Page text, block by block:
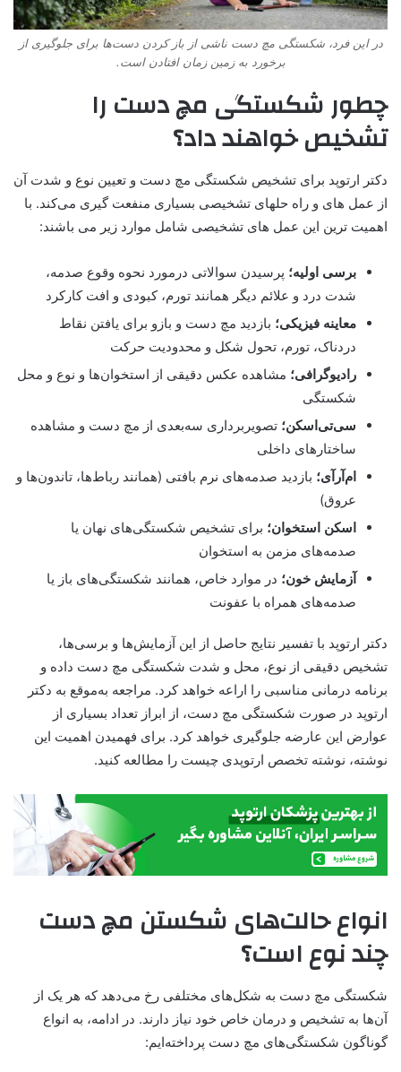
در این فرد، شکستگی مچ دست ناشی از باز کردن دست‌ها برای جلوگیری از
برخورد به زمین زمان افتادن است.
چطور شکستگی مچ دست را
تشخیص خواهند داد؟
دکتر ارتوپد برای تشخیص شکستگی مچ دست و تعیین نوع و شدت آن
از عمل های و راه حلهای تشخیصی بسیاری منفعت گیری می‌کند. با
اهمیت ترین این عمل های تشخیصی شامل موارد زیر می باشند:
برسی اولیه؛ پرسیدن سوالاتی درمورد نحوه وقوع صدمه،
شدت درد و علائم دیگر همانند تورم، کبودی و افت کارکرد
معاینه فیزیکی؛ بازدید مچ دست و بازو برای یافتن نقاط
دردناک، تورم، تحول شکل و محدودیت حرکت
رادیوگرافی؛ مشاهده عکس دقیقی از استخوان‌ها و نوع و محل
شکستگی
سی‌تی‌اسکن؛ تصویربرداری سه‌بعدی از مچ دست و مشاهده
ساختارهای داخلی
ام‌آرآی؛ بازدید صدمه‌های نرم بافتی (همانند رباط‌ها، تاندون‌ها و
عروق)
اسکن استخوان؛ برای تشخیص شکستگی‌های نهان یا
صدمه‌های مزمن به استخوان
آزمایش خون؛ در موارد خاص، همانند شکستگی‌های باز یا
صدمه‌های همراه با عفونت
دکتر ارتوپد با تفسیر نتایج حاصل از این آزمایش‌ها و برسی‌ها،
تشخیص دقیقی از نوع، محل و شدت شکستگی مچ دست داده و
برنامه درمانی مناسبی را اراعه خواهد کرد. مراجعه به‌موقع به دکتر
ارتوپد در صورت شکستگی مچ دست، از ابراز تعداد بسیاری از
عوارض این عارضه جلوگیری خواهد کرد. برای فهمیدن اهمیت این
نوشته، نوشته تخصص ارتوپدی چیست را مطالعه کنید.
انواع حالت‌های شکستن مچ دست
چند نوع است؟
شکستگی مچ دست به شکل‌های مختلفی رخ می‌دهد که هر یک از
آن‌ها به تشخیص و درمان خاص خود نیاز دارند. در ادامه، به انواع
گوناگون شکستگی‌های مچ دست پرداخته‌ایم: